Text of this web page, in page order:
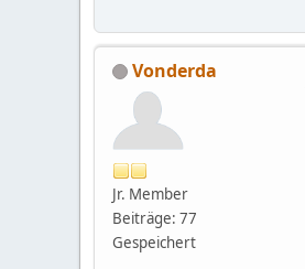
Vonderda
Jr. Member
Beiträge: 77
Gespeichert